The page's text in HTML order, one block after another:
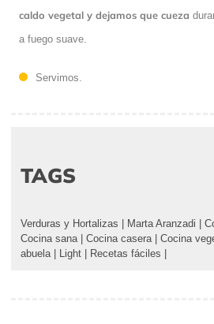
caldo vegetal y dejamos que cueza
a fuego suave.
Servimos.
TAGS
Verduras y Hortalizas Marta Aranzadi
Cocina sana| Cocina casera| Cocina
abuela| Light Recetas fáciles